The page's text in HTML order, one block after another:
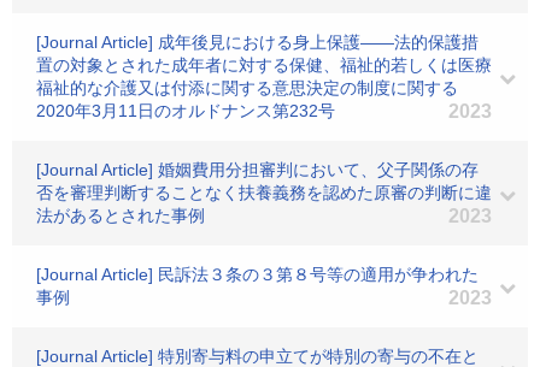
[Journal Article] 成年後見における身上保護――法的保護措
置の対象とされた成年者に対する保健、福祉的若しくは医療
福祉的な介護又は付添に関する意思決定の制度に関する
2020年3月11日のオルドナンス第232号
2023
[Journal Article] 婚姻費用分担審判において、父子関係の存
否を審理判断することなく扶養義務を認めた原審の判断に違
法があるとされた事例
2023
[Journal Article] 民訴法３条の３第８号等の適用が争われた
事例
2023
[Journal Article] 特別寄与料の申立てが特別の寄与の不在と